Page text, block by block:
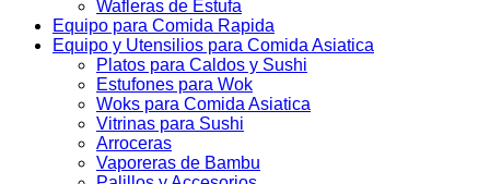
Wafleras de Estufa
Equipo para Comida Rapida
Equipo y Utensilios para Comida Asiatica
Platos para Caldos y Sushi
Estufones para Wok
Woks para Comida Asiatica
Vitrinas para Sushi
Arroceras
Vaporeras de Bambu